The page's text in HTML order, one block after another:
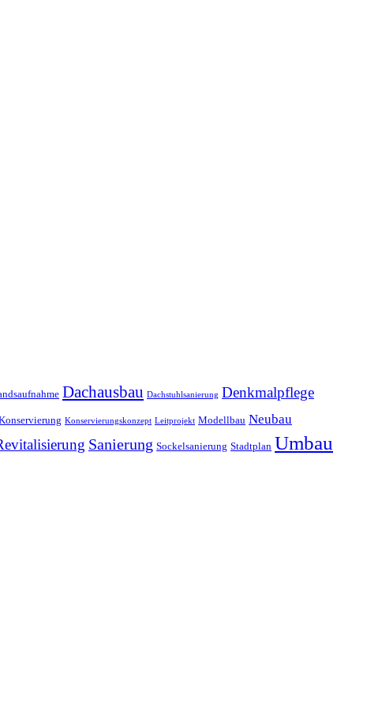
Dachausbau Dachstuhlsanierung Denkmalpflege
Konservierungskonzept Leitprojekt Modellbau Neubau
Sanierung Sockelsanierung Stadtplan Umbau